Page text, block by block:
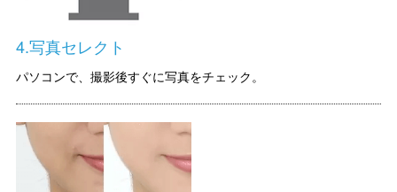
4.写真セレクト
パソコンで、撮影後すぐに写真をチェック。